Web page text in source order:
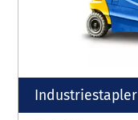
Industriestapler